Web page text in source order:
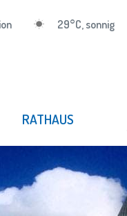
29°C, sonnig
RATHAUS